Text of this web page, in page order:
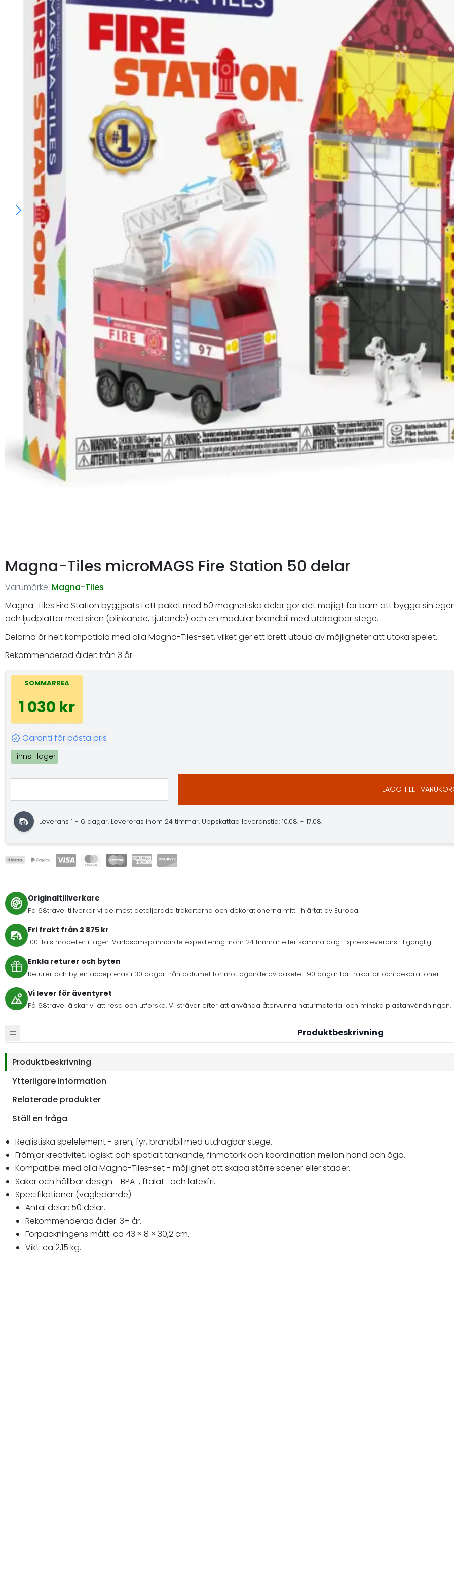
Magna-Tiles microMAGS Fire Station 50 delar
Varumärke: Magna-Tiles
Magna-Tiles Fire Station byggsats i ett paket med 50 magnetiska delar gör det möjligt för barn att bygga sin
och ljudplattor med siren (blinkande, tjutande) och en modulär brandbil med utdragbar stege.
Delarna är helt kompatibla med alla Magna-Tiles-set, vilket ger ett brett utbud av möjligheter att utöka spelet.
Rekommenderad ålder: från 3 år.
SOMMARREA
1 030 kr
Garanti för bästa pris
Finns i lager
LÄGG TILL I
Leverans 1 - 6 dagar. Levereras inom 24 timmar. Uppskattad leveranstid: 10.08. - 17.08.
Originaltillverkare
På 68travel tillverkar vi de mest detaljerade träkartorna och dekorationerna mitt i hjärtat av Europa.
Fri frakt från 2 875 kr
100-tals modeller i lager. Världsomspännande expediering inom 24 timmar eller samma dag. Expressleverans tillgänglig.
Enkla returer och byten
Returer och byten accepteras i 30 dagar från datumet för mottagande av paketet. 90 dagar för träkartor och dekorationer.
Vi lever för äventyret
På 68travel älskar vi att resa och utforska. Vi strävar efter att använda återvunna naturmaterial och minska plastanvändningen.
Produktbeskrivning
Produktbeskrivning
Ytterligare information
Relaterade produkter
Ställ en fråga
Realistiska spelelement - siren, fyr, brandbil med utdragbar stege.
Främjar kreativitet, logiskt och spatialt tänkande, finmotorik och koordination mellan hand och öga.
Kompatibel med alla Magna-Tiles-set - möjlighet att skapa större scener eller städer.
Säker och hållbar design - BPA-, ftalat- och latexfri.
Specifikationer (vägledande)
Antal delar: 50 delar.
Rekommenderad ålder: 3+ år.
Förpackningens mått: ca 43 × 8 × 30,2 cm.
Vikt: ca 2,15 kg.